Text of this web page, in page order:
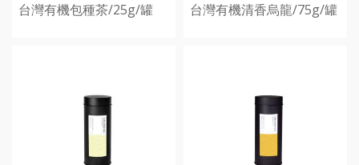
台灣有機包種茶/25g/罐 台灣有機清香烏龍/75g/罐